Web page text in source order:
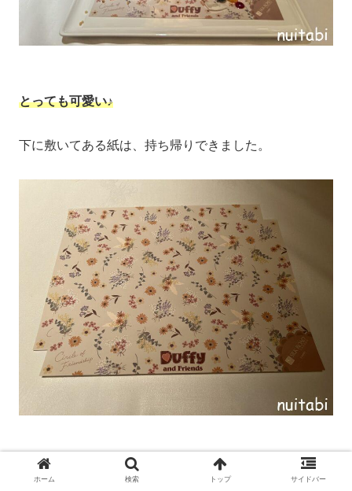
とっても可愛い♪
下に敷いてある紙は、持ち帰りできました。
実は今回のデザート、
ホーム 検索 トップ サイドバー